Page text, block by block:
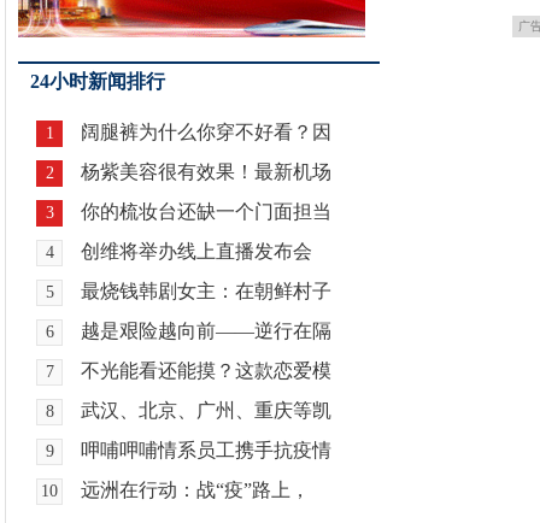
广
24小时新闻排行
1 阔腿裤为什么你穿不好看？因
2 杨紫美容很有效果！最新机场
3 你的梳妆台还缺一个门面担当
4 创维将举办线上直播发布会
5 最烧钱韩剧女主：在朝鲜村子
6 越是艰险越向前——逆行在隔
7 不光能看还能摸？这款恋爱模
8 武汉、北京、广州、重庆等凯
9 呷哺呷哺情系员工携手抗疫情
10 远洲在行动：战“疫”路上，